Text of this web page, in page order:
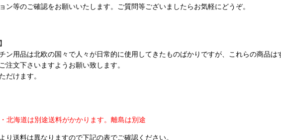
ン等のご確認をお願いいたします。ご質問等ございましたらお気軽にどうぞ。
ン用品は北欧の国々で人々が日常的に使用してきたものばかりですが、これらの商品
注文下さいますようお願い致します。
だけます。
海道は別途送料がかかります。 離島は別途
り送料は異なりますので下記の表でご確認ください。